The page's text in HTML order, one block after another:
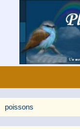
contenu
poissons